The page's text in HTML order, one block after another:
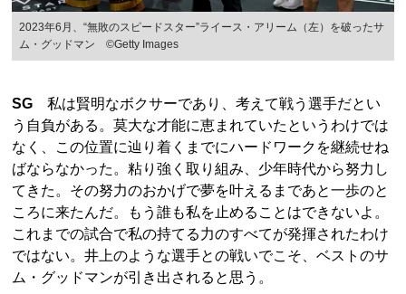
2023年6月、“無敗のスピードスター”ライース・アリーム（左）を破ったサ
ム・グッドマン ©︎Getty Images
SG 私は賢明なボクサーであり、考えて戦う選手だとい
う自負がある。莫大な才能に恵まれていたというわけでは
なく、この位置に辿り着くまでにハードワークを継続せね
ばならなかった。粘り強く取り組み、少年時代から努力し
てきた。その努力のおかげで夢を叶えるまであと一歩のと
ころに来たんだ。もう誰も私を止めることはできないよ。
これまでの試合で私の持てる力のすべてが発揮されたわけ
ではない。井上のような選手との戦いでこそ、ベストのサ
ム・グッドマンが引き出されると思う。